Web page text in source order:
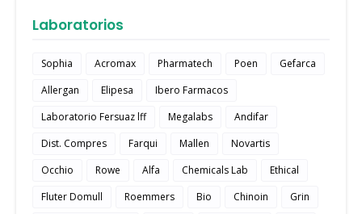
Laboratorios
Sophia Acromax Pharmatech Poen
Gefarca
Allergan
Elipesa
Ibero Farmacos
Laboratorio Fersuaz lff
Megalabs
Andifar
Dist. Compres
Farqui Mallen
Novartis
Occhio
Rowe Alfa Chemicals Lab
Ethical
Fluter Domull
Roemmers Bio Chinoin
Grin